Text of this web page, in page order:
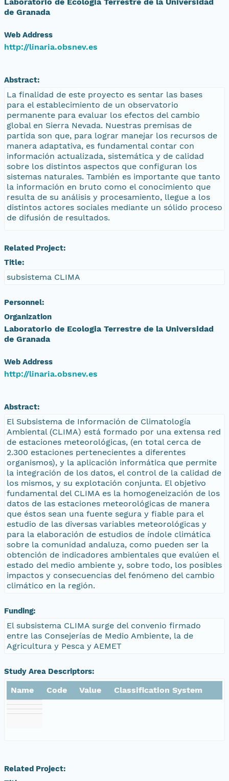
de Granada
Web Address
http://linaria.obsnev.es
Abstract:
La finalidad de este proyecto es sentar las bases
para el establecimiento de un observatorio
permanente para evaluar los efectos del cambio
global en Sierra Nevada. Nuestras premisas de
partida son que, para lograr manejar los recursos de
manera adaptativa, es fundamental contar con
información actualizada, sistemática y de calidad
sobre los distintos aspectos que configuran los
sistemas naturales. También es importante que tanto
la información en bruto como el conocimiento que
resulta de su análisis y procesamiento, llegue a los
distintos actores sociales mediante un sólido proceso
de difusión de resultados.
Related Project:
Title:
subsistema CLIMA
Personnel:
Organization
Laboratorio de Ecologia Terrestre de la Universidad
de Granada
Web Address
http://linaria.obsnev.es
Abstract:
El Subsistema de Información de Climatología
Ambiental (CLIMA) está formado por una extensa red
de estaciones meteorológicas, (en total cerca de
2.300 estaciones pertenecientes a diferentes
organismos), y la aplicación informática que permite
la integración de los datos, el control de la calidad de
los mismos, y su explotación conjunta. El objetivo
fundamental del CLIMA es la homogeneización de los
datos de las estaciones meteorológicas de manera
que éstos sean una fuente segura y fiable para el
estudio de las diversas variables meteorológicas y
para la elaboración de estudios de índole climática
sobre la comunidad andaluza, como pueden ser la
obtención de indicadores ambientales que evalúen el
estado del medio ambiente y, sobre todo, los posibles
impactos y consecuencias del fenómeno del cambio
climático en la región.
Funding:
El subsistema CLIMA surge del convenio firmado
entre las Consejerías de Medio Ambiente, la de
Agricultura y Pesca y AEMET
Study Area Descriptors:
Name Code Value Classification System
Related Project: